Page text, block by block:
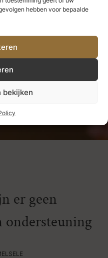
hebben voor bepaalde
bekijken
Alles wat we
een deel
er geen
ondersteuning